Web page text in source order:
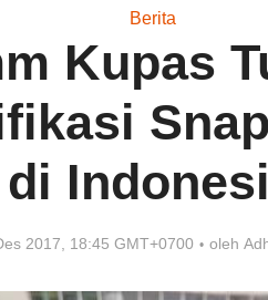
Berita
Kupas
di
2017, 18:45 GMT+0700 oleh